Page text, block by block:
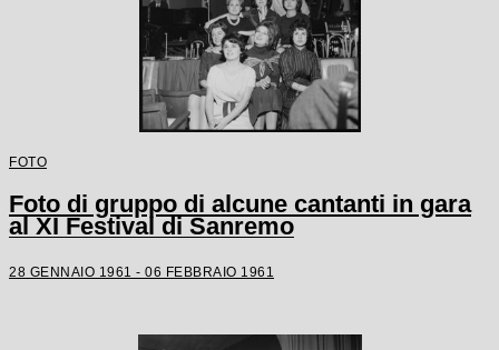
FOTO
Foto di gruppo di alcune cantanti in gara
al XI Festival di Sanremo
28 GENNAIO 1961 - 06 FEBBRAIO 1961